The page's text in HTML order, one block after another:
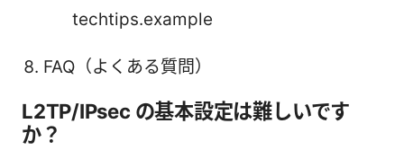
techtips.example
FAQ（よくある質問）
L2TP/IPsec の基本設定は難しいです
か？